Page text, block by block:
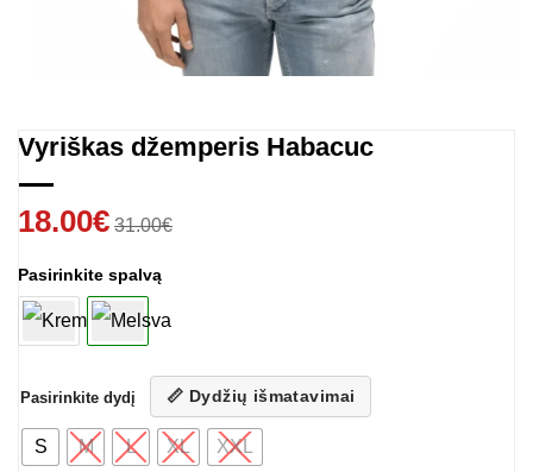
Vyriškas džemperis Habacuc
18.00€ 31.00€
Pasirinkite spalvą
Pasirinkite dydį 📏 Dydžių išmatavimai
S M L XL XXL